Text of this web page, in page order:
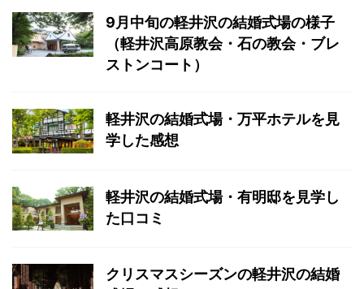
9月中旬の軽井沢の結婚式場の様子
（軽井沢高原教会・石の教会・ブレ
ストンコート）
軽井沢の結婚式場・万平ホテルを見
学した感想
軽井沢の結婚式場・有明邸を見学し
た口コミ
クリスマスシーズンの軽井沢の結婚